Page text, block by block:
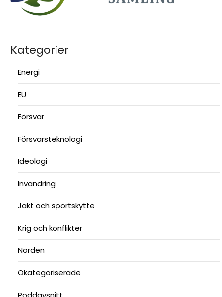
Kategorier
Energi
EU
Försvar
Försvarsteknologi
Ideologi
Invandring
Jakt och sportskytte
Krig och konflikter
Norden
Okategoriserade
Poddavsnitt